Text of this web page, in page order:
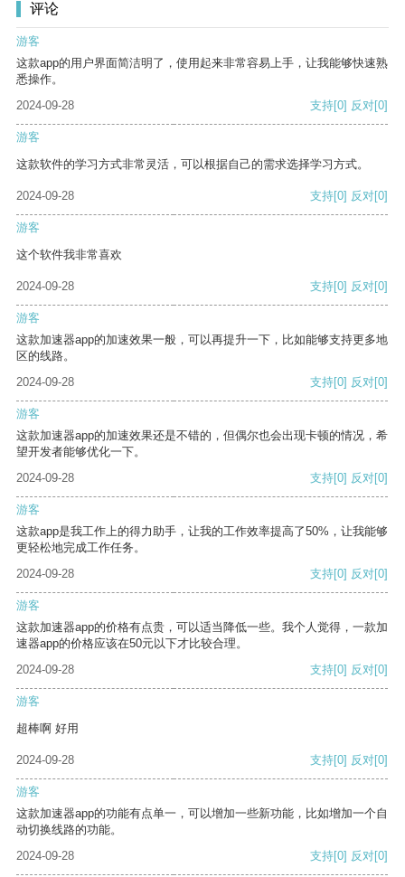
评论
游客
这款app的用户界面简洁明了，使用起来非常容易上手，让我能够快速熟
悉操作。
2024-09-28
支持[0] 反对[0]
游客
这款软件的学习方式非常灵活，可以根据自己的需求选择学习方式。
2024-09-28 支持[0] 反对[0]
游客
这个软件我非常喜欢
2024-09-28 支持[0] 反对[0]
游客
这款加速器app的加速效果一般，可以再提升一下，比如能够支持更多地
区的线路。
2024-09-28
支持[0] 反对[0]
游客
这款加速器app的加速效果还是不错的，但偶尔也会出现卡顿的情况，希
望开发者能够优化一下。
2024-09-28
支持[0] 反对[0]
游客
这款app是我工作上的得力助手，让我的工作效率提高了50%，让我能够
更轻松地完成工作任务。
2024-09-28
支持[0] 反对[0]
游客
这款加速器app的价格有点贵，可以适当降低一些。我个人觉得，一款加
速器app的价格应该在50元以下才比较合理。
2024-09-28
支持[0] 反对[0]
游客
超棒啊 好用
2024-09-28 支持[0] 反对[0]
游客
这款加速器app的功能有点单一，可以增加一些新功能，比如增加一个自
动切换线路的功能。
2024-09-28
支持[0] 反对[0]